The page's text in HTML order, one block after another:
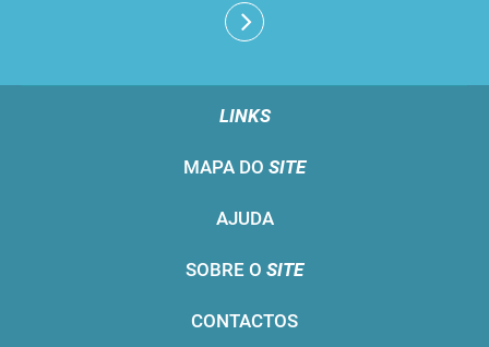
LINKS
MAPA DO SITE
AJUDA
SOBRE O SITE
CONTACTOS